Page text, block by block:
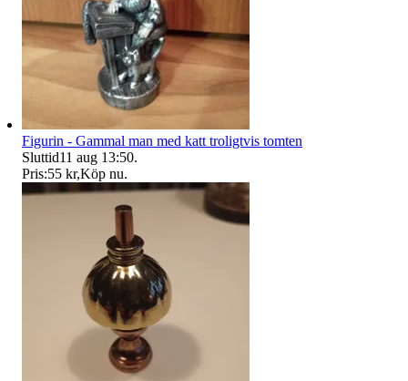
Figurin - Gammal man med katt troligtvis tomten
Sluttid11 aug 13:50.
Pris:55 kr,Köp nu.